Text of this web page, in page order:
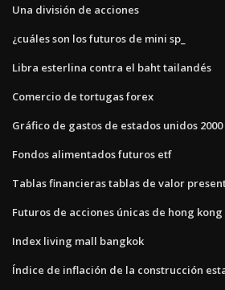
Una división de acciones
¿cuáles son los futuros de mini sp_
Libra esterlina contra el baht tailandés
Comercio de tortugas forex
Gráfico de gastos de estados unidos 2000
Fondos alimentados futuros etf
Tablas financieras tablas de valor
Futuros de acciones únicas de hong kong
Index living mall bangkok
Índice de inflación de la construcción